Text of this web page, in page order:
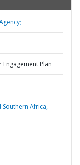
Engagement Plan
Southern Africa,